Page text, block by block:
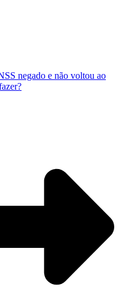
negado e não voltou ao